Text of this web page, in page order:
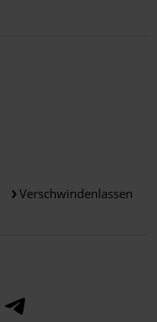
Verschwindenlassen